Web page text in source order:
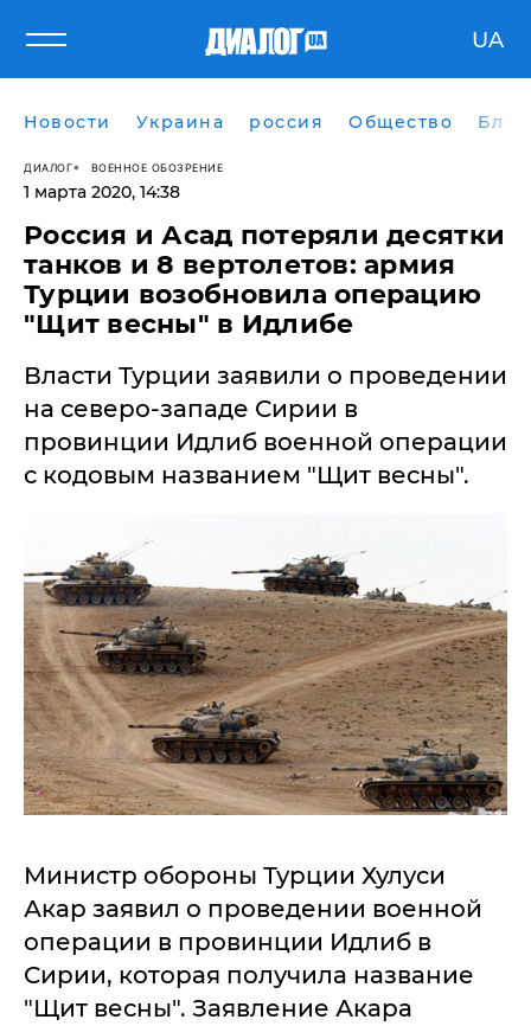
UA
Новости Украина россия Общество
ДИАЛОГ ВОЕННОЕ ОБОЗРЕНИЕ
1 марта 2020, 14:38
Россия и Асад потеряли десятки
танков и 8 вертолетов: армия
Турции возобновила операцию
"Щит весны" в Идлибе
​Власти Турции заявили о проведении
на северо-западе Сирии в
провинции Идлиб военной операции
с кодовым названием "Щит весны".
Министр обороны Турции Хулуси
Акар заявил о проведении военной
операции в провинции Идлиб в
Сирии, которая получила название
"Щит весны". Заявление Акара